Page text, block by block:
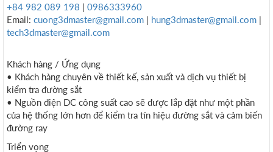
+84 982 089 198 | 0986333960
Email: cuong3dmaster@gmail.com | hung3dmaster@gmail.com |
tech3dmaster@gmail.com
Khách hàng / Ứng dụng
• Khách hàng chuyên về thiết kế, sản xuất và dịch vụ thiết bị
kiểm tra đường sắt
• Nguồn điện DC công suất cao sẽ được lắp đặt như một phần
của hệ thống lớn hơn để kiểm tra tín hiệu đường sắt và cảm biến
đường ray
Triển vọng